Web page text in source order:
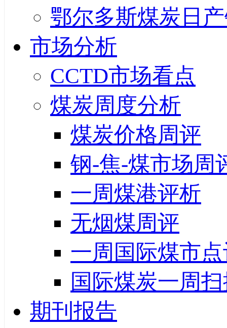
鄂尔多斯煤炭日
市场分析
CCTD市场看点
煤炭周度分析
煤炭价格周评
钢-焦-煤市场周
一周煤港评析
无烟煤周评
一周国际煤市
国际煤炭一周
期刊报告